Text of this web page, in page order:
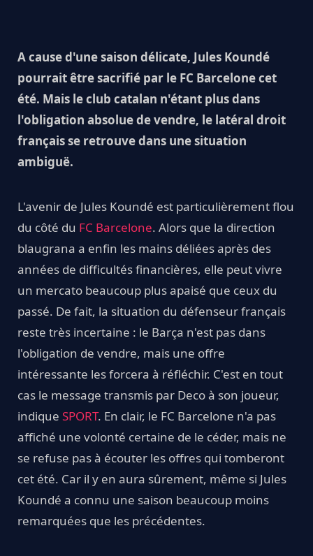
A cause d'une saison délicate, Jules Koundé
pourrait être sacrifié par le FC Barcelone cet
été. Mais le club catalan n'étant plus dans
l'obligation absolue de vendre, le latéral droit
français se retrouve dans une situation
ambiguë.
L'avenir de Jules Koundé est particulièrement flou
du côté du FC Barcelone. Alors que la direction
blaugrana a enfin les mains déliées après des
années de difficultés financières, elle peut vivre
un mercato beaucoup plus apaisé que ceux du
passé. De fait, la situation du défenseur français
reste très incertaine : le Barça n'est pas dans
l'obligation de vendre, mais une offre
intéressante les forcera à réfléchir. C'est en tout
cas le message transmis par Deco à son joueur,
indique SPORT. En clair, le FC Barcelone n'a pas
affiché une volonté certaine de le céder, mais ne
se refuse pas à écouter les offres qui tomberont
cet été. Car il y en aura sûrement, même si Jules
Koundé a connu une saison beaucoup moins
remarquées que les précédentes.